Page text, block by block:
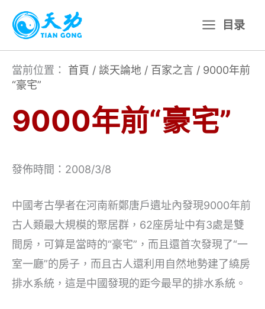
主
目录
當前位置： 首頁 / 談天論地 / 百家之言 / 9000年前
“豪宅”
9000年前“豪宅”
發佈時間：2008/3/8
中國考古學者在河南新鄭唐戶遺址內發現9000年前
古人類最大規模的聚居群，62座房址中有3處是雙
間房，可算是當時的“豪宅”，而且還首次發現了“一
室一廳”的房子，而且古人還利用自然地勢建了繞房
排水系統，這是中國發現的距今最早的排水系統。